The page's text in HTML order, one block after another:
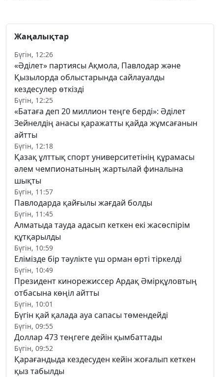
Жаңалықтар
Бүгін, 12:26
«Әділет» партиясы Ақмола, Павлодар және
Қызылорда облыстарында сайлауалды
кездесулер өткізді
Бүгін, 12:25
«Батаға деп 20 миллион теңге берді»: Әділет
Зейнелдің анасы қаражатты қайда жұмсағанын
айтты
Бүгін, 12:18
Қазақ ұлттық спорт университетінің құрамасы
әлем чемпионатының жартылай финалына
шықты
Бүгін, 11:57
Павлодарда қайғылы жағдай болды
Бүгін, 11:45
Алматыда тауда адасып кеткен екі жасөспірім
құтқарылды
Бүгін, 10:59
Елімізде бір тәулікте үш орман өрті тіркелді
Бүгін, 10:49
Президент кинорежиссер Ардақ Әмірқұловтың
отбасына көңіл айтты
Бүгін, 10:01
Бүгін қай қалада ауа сапасы төмендейді
Бүгін, 09:55
Доллар 473 теңгеге дейін қымбаттады
Бүгін, 09:52
Қарағандыда кездесуден кейін жоғалып кеткен
қыз табылды